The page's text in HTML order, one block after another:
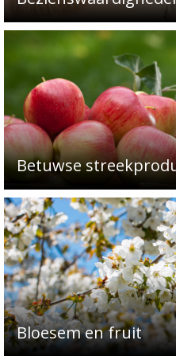
Betuwse
Bloesem en fruit